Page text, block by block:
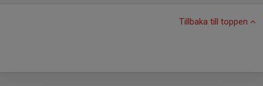
Tillbaka till toppen